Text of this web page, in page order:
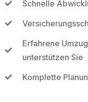
Schnelle
Erfahrene
unterstützen Sie
Komplette